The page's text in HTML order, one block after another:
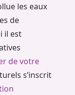
les eaux
de
il est
de votre
s’inscrit